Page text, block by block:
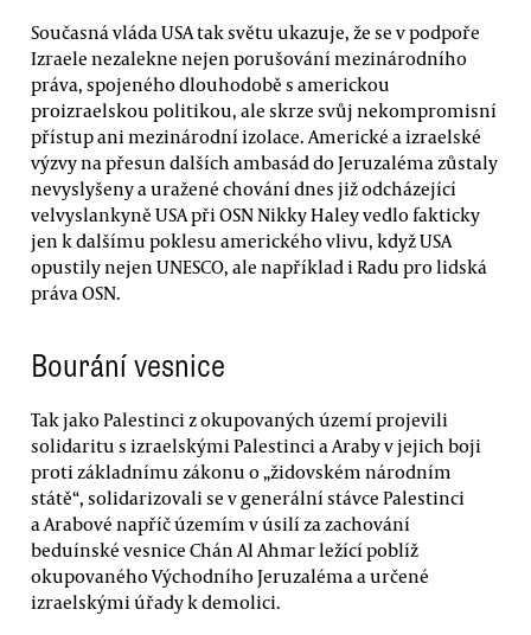
Současná vláda USA tak světu ukazuje, že se v podpoře
Izraele nezalekne nejen porušování mezinárodního
práva, spojeného dlouhodobě s americkou
proizraelskou politikou, ale skrze svůj nekompromisní
přístup ani mezinárodní izolace. Americké a izraelské
výzvy na přesun dalších ambasád do Jeruzaléma zůstaly
nevyslyšeny a uražené chování dnes již odcházející
velvyslankyně USA při OSN Nikky Haley vedlo fakticky
jen k dalšímu poklesu amerického vlivu, když USA
opustily nejen UNESCO, ale například i Radu pro lidská
práva OSN.
Bourání vesnice
Tak jako Palestinci z okupovaných území projevili
solidaritu s izraelskými Palestinci a Araby v jejich boji
proti základnímu zákonu o „židovském národním
státě“, solidarizovali se v generální stávce Palestinci
a Arabové napříč územím v úsilí za zachování
beduínské vesnice Chán Al Ahmar ležící poblíž
okupovaného Východního Jeruzaléma a určené
izraelskými úřady k demolici.